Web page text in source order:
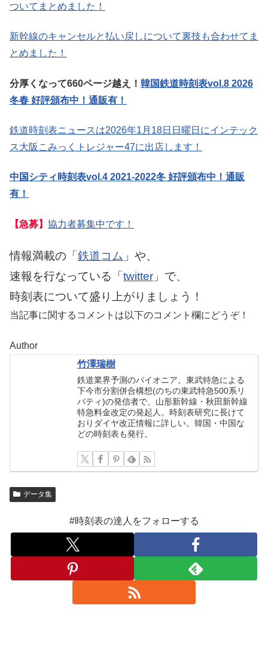
ついてまとめました！
新幹線のキャンセルと払い戻しについて裏技も合わせてま
とめました！
分厚くなって660ページ越え！ 韓国鉄道時刻表vol.8 2026
冬春 好評頒布中！通販有！
鉄道時刻表ニュースは2026年1月18日日曜日にインテック
ス大阪こみっくトレジャー47に出店します！
中国シティ時刻表vol.4 2021-2022冬 好評頒布中！通販
有！
【急募】 協力者募集中です！
情報満載の「 鉄道コム 」や、
速報を行なっている「 twitter 」で、
時刻表について盛り上がりましょう！
当記事に関するコメントは以下のコメント欄にどうぞ！
Author
竹澤瑞樹
鉄道業界予測のパイオニア。東武特急による
下今市分割併合構想(のちの東武特急500系リ
バティ)の発信者で、山形新幹線・秋田新幹線
特急料金改定の発起人。時刻表研究に長けて
おりダイヤ改正情報に詳しい。韓国・中国な
どの時刻表も発行。
データ集
#時刻表の達人をフォローする